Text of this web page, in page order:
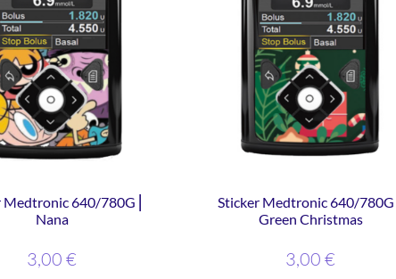
Medtronic 640/780G ⎜
Nana
3,00 €
Sticker Medtronic 640/780G ⎜
Green Christmas
3,00 €